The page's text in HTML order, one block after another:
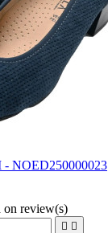
NOED250000023
on review(s)
 